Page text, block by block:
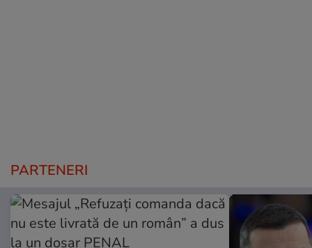
PARTENERI